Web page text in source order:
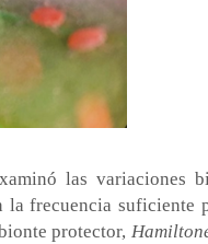
las variaciones
la frecuencia suficiente
protector,